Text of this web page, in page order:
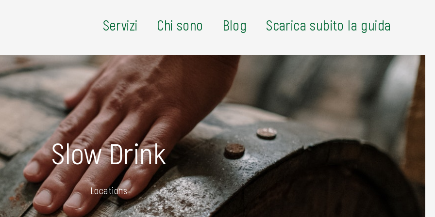
Servizi Chi sono Blog Scarica subito la guida
Slow Drink
Locations